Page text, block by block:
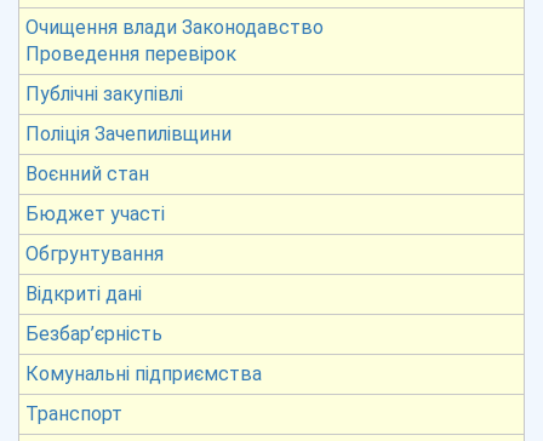
Очищення влади Законодавство
Проведення перевірок
Публічні закупівлі
Поліція Зачепилівщини
Воєнний стан
Бюджет участі
Обгрунтування
Відкриті дані
Безбар’єрність
Комунальні підприємства
Транспорт